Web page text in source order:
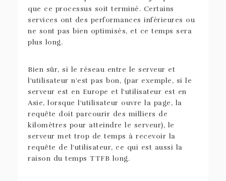
que ce processus soit terminé. Certains
services ont des performances inférieures ou
ne sont pas bien optimisés, et ce temps sera
plus long.
Bien sûr, si le réseau entre le serveur et
l'utilisateur n'est pas bon, (par exemple, si le
serveur est en Europe et l'utilisateur est en
Asie, lorsque l'utilisateur ouvre la page, la
requête doit parcourir des milliers de
kilomètres pour atteindre le serveur), le
serveur met trop de temps à recevoir la
requête de l'utilisateur, ce qui est aussi la
raison du temps TTFB long.